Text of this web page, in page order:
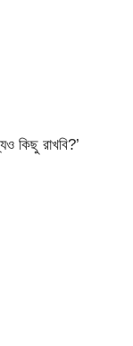
কিছু রাখবি?’